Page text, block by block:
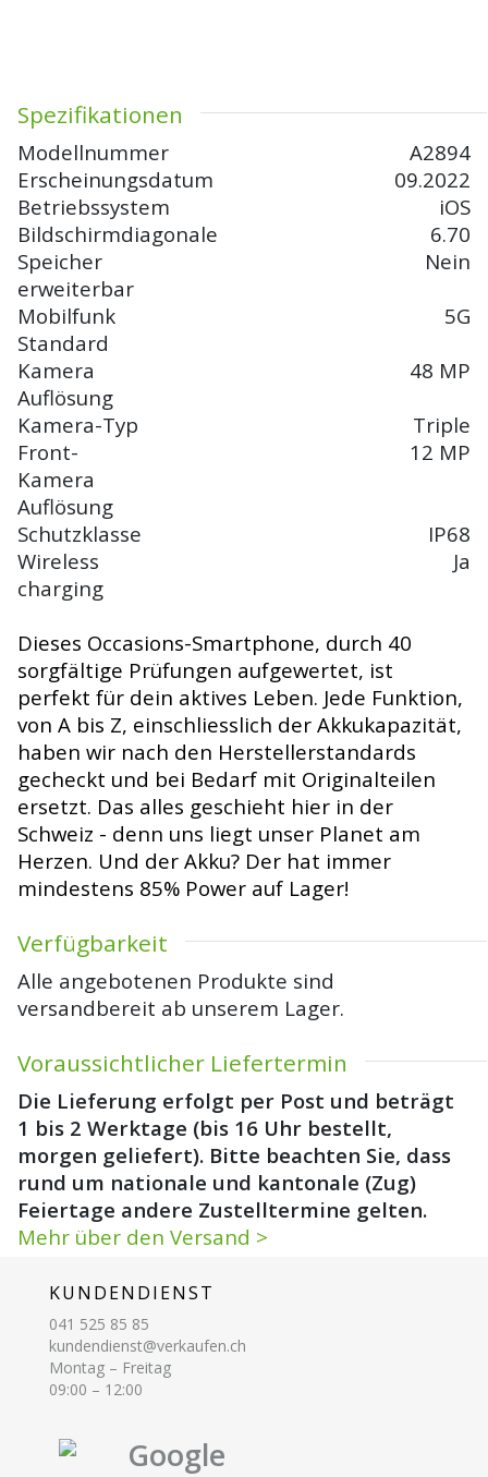
Spezifikationen
Modellnummer
A2894
Erscheinungsdatum
09.2022
Betriebssystem
iOS
Bildschirmdiagonale
6.70
Speicher
erweiterbar
Nein
Mobilfunk
Standard
5G
Kamera
Auflösung
48 MP
Kamera-Typ
Triple
Front-
Kamera
Auflösung
12 MP
Schutzklasse
IP68
Wireless
charging
Ja
Dieses Occasions-Smartphone, durch 40
sorgfältige Prüfungen aufgewertet, ist
perfekt für dein aktives Leben. Jede Funktion,
von A bis Z, einschliesslich der Akkukapazität,
haben wir nach den Herstellerstandards
gecheckt und bei Bedarf mit Originalteilen
ersetzt. Das alles geschieht hier in der
Schweiz - denn uns liegt unser Planet am
Herzen. Und der Akku? Der hat immer
mindestens 85% Power auf Lager!
Verfügbarkeit
Alle angebotenen Produkte sind
versandbereit ab unserem Lager.
Voraussichtlicher Liefertermin
Die Lieferung erfolgt per Post und beträgt
1 bis 2 Werktage (bis 16 Uhr bestellt,
morgen geliefert). Bitte beachten Sie, dass
rund um nationale und kantonale (Zug)
Feiertage andere Zustelltermine gelten.
Mehr über den Versand >
KUNDENDIENST
041 525 85 85
kundendienst@verkaufen.ch
Montag – Freitag
09:00 – 12:00
Google